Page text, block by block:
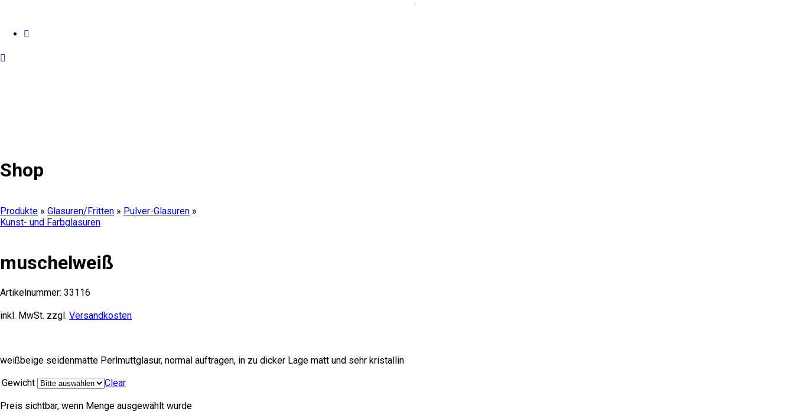
Shop
Produkte » Glasuren/Fritten » Pulver-Glasuren »
Kunst- und Farbglasuren
muschelweiß
Artikelnummer: 33116
inkl. MwSt. zzgl. Versandkosten
weißbeige seidenmatte Perlmuttglasur, normal auftragen, in zu dicker Lage matt und sehr kristallin
Gewicht
Clear
Preis sichtbar, wenn Menge ausgewählt wurde